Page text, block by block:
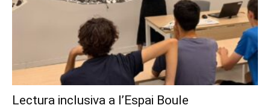
Lectura inclusiva a l’Espai Boule